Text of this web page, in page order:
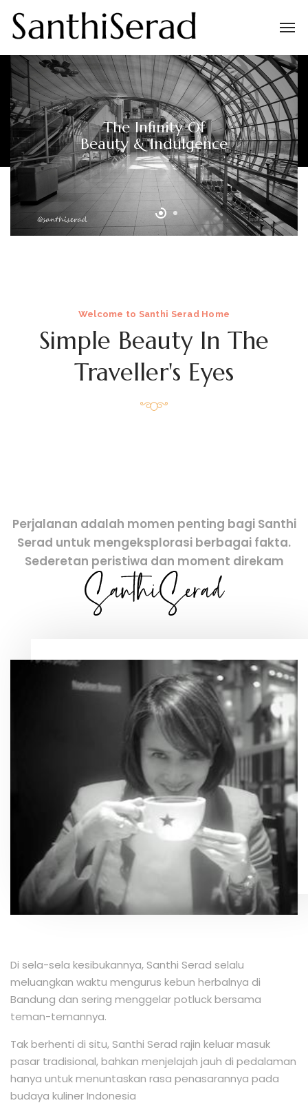
The Infinity Of
Beauty & Indulgence
Welcome to Santhi Serad Home
Simple BeautyIn The
Traveller's Eyes
Perjalanan adalah momen penting bagi Santhi
Serad untuk mengeksplorasi berbagai fakta.
Sederetan peristiwa dan moment direkam
Di sela-sela kesibukannya, Santhi Serad selalu
meluangkan waktu mengurus kebun herbalnya di
Bandung dan sering menggelar potluck bersama
teman-temannya.
Tak berhenti di situ, Santhi Serad rajin keluar masuk
pasar tradisional, bahkan menjelajah jauh di pedalaman
hanya untuk menuntaskan rasa penasarannya pada
budaya kuliner Indonesia